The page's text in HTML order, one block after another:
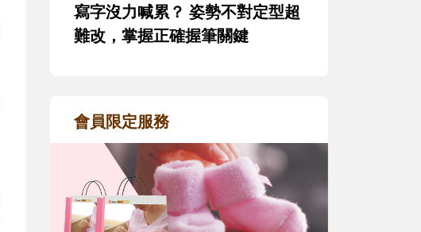
寫字沒力喊累？ 姿勢不對定型超
難改，掌握正確握筆關鍵
會員限定服務